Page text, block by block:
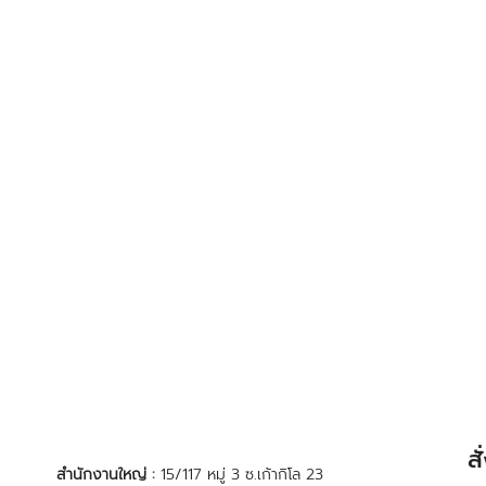
สำนักงานใหญ่ : 15/117 หมู่ 3 ซ.เก้ากิโล 23